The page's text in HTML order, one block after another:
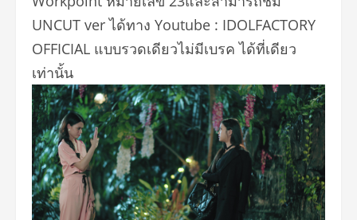
UNCUT ver ได้ทาง Youtube : IDOLFACTORY
OFFICIAL แบบรวดเดียวไม่มีเบรค ได้ที่เดียว
เท่านั้น